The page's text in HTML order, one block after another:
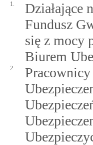
1.
Działające
Fundusz
się z mocy
Biurem
2.